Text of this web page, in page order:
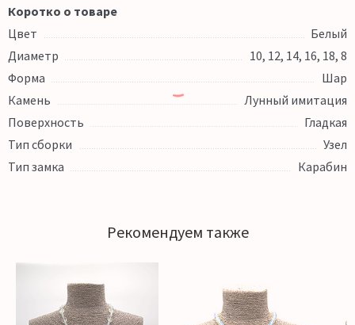
Коротко о товаре
Цвет
Белый
Диаметр
10, 12, 14, 16, 18, 8
Форма
Шар
Камень
Лунный имитация
Поверхность
Гладкая
Тип сборки
Узел
Тип замка
Карабин
Рекомендуем также